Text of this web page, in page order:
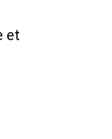
et